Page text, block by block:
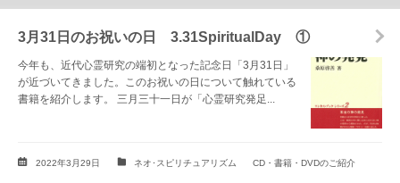
3月31日のお祝いの日 3.31SpiritualDay ①
今年も、近代心霊研究の端初となった記念日「3月31日」
が近づいてきました。このお祝いの日について触れている
書籍を紹介します。 三月三十一日が「心霊研究発足...
2022年3月29日 ネオ･スピリチュアリズム CD・書籍・DVDのご紹介